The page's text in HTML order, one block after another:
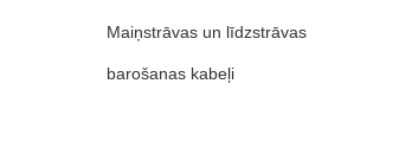
Maiņstrāvas un līdzstrāvas
barošanas kabeļi